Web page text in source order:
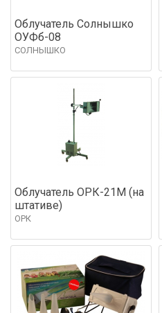
Облучатель Солнышко
ОУФб-08
СОЛНЫШКО
Облучатель ОРК-21М (на
штативе)
ОРК